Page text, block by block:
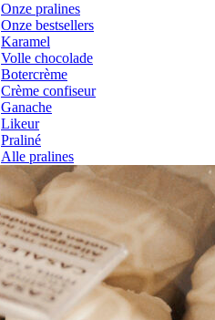
Onze pralines
Onze bestsellers
Karamel
Volle chocolade
Botercrème
Crème confiseur
Ganache
Likeur
Praliné
Alle pralines